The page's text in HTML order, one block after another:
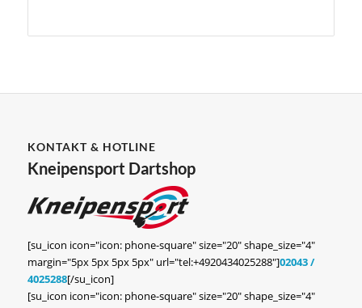
KONTAKT & HOTLINE
Kneipensport Dartshop
[su_icon icon="icon: phone-square" size="20" shape_size="4"
margin="5px 5px 5px 5px" url="tel:+4920434025288"]02043 /
4025288[/su_icon]
[su_icon icon="icon: phone-square" size="20" shape_size="4"